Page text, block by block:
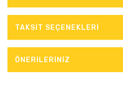
TAKSİT SEÇENEKLERİ
ÖNERİLERİNİZ